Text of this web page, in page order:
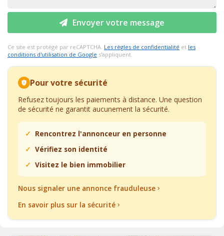
Envoyer votre message
Ce site est protégé par reCAPTCHA. Les règles de confidentialité et les
conditions d'utilisation de Google s'appliquent.
Pour votre sécurité
Refusez toujours les paiements à distance. Une question
de sécurité ne garantit aucunement la sécurité.
Rencontrez l'annonceur en personne
Vérifiez son identité
Visitez le bien immobilier
Nous signaler une annonce frauduleuse
En savoir plus sur la sécurité